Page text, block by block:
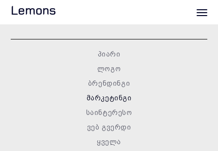
Lemons
პიარი
ლოგო
ბრენდინგი
მარკეტინგი
საინტერესო
ვებ გვერდი
ყველა